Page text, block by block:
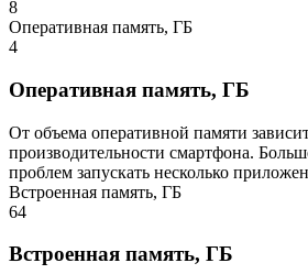
8
Оперативная память, ГБ
4
Оперативная память, ГБ
От объема оперативной памяти
производительности смартфона.
проблем запускать несколько
Встроенная память, ГБ
64
Встроенная память, ГБ